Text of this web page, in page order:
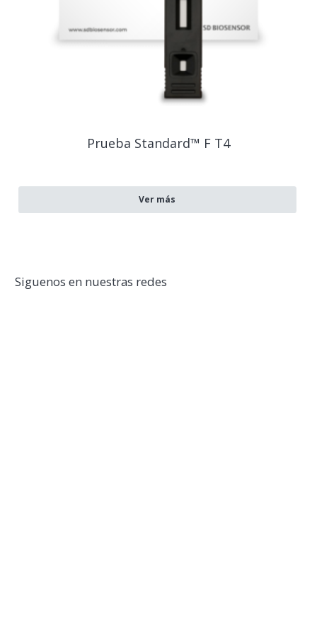
Prueba Standard™ F T4
Ver más
Siguenos en nuestras redes